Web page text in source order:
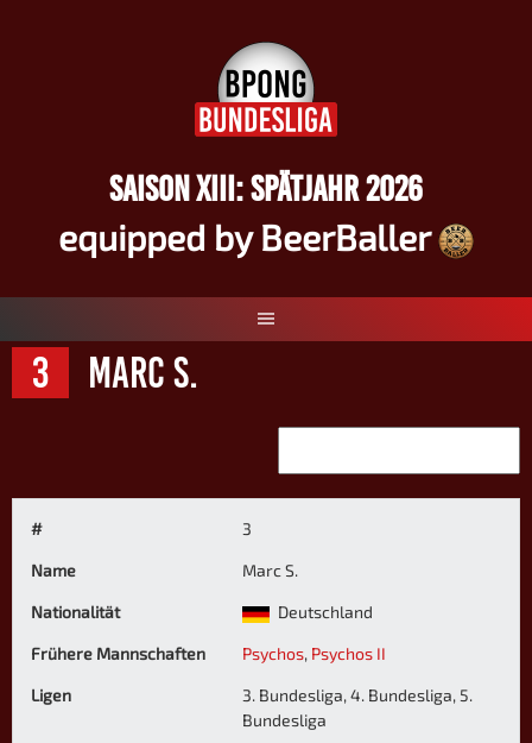
SAISON XIII: SPÄTJAHR 2026
equipped by BeerBaller
3 Marc S.
# 3
Name Marc S.
Nationalität Deutschland
Frühere Mannschaften Psychos, Psychos II
Ligen
3. Bundesliga, 4. Bundesliga, 5.
Bundesliga